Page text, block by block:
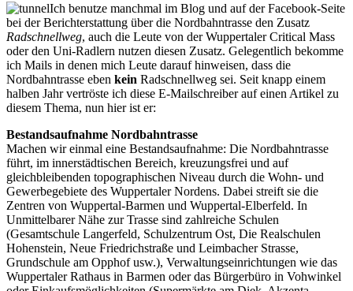
Ich benutze manchmal im Blog und auf der Facebook-Seite
bei der Berichterstattung über die Nordbahntrasse den Zusatz
Radschnellweg, auch die Leute von der Wuppertaler Critical Mass
oder den Uni-Radlern nutzen diesen Zusatz. Gelegentlich bekomme
ich Mails in denen mich Leute darauf hinweisen, dass die
Nordbahntrasse eben kein Radschnellweg sei. Seit knapp einem
halben Jahr vertröste ich diese E-Mailschreiber auf einen Artikel zu
diesem Thema, nun hier ist er:
Bestandsaufnahme Nordbahntrasse
Machen wir einmal eine Bestandsaufnahme: Die Nordbahntrasse
führt, im innerstädtischen Bereich, kreuzungsfrei und auf
gleichbleibenden topographischen Niveau durch die Wohn- und
Gewerbegebiete des Wuppertaler Nordens. Dabei streift sie die
Zentren von Wuppertal-Barmen und Wuppertal-Elberfeld. In
Unmittelbarer Nähe zur Trasse sind zahlreiche Schulen
(Gesamtschule Langerfeld, Schulzentrum Ost, Die Realschulen
Hohenstein, Neue Friedrichstraße und Leimbacher Strasse,
Grundschule am Opphof usw.), Verwaltungseinrichtungen wie das
Wuppertaler Rathaus in Barmen oder das Bürgerbüro in Vohwinkel